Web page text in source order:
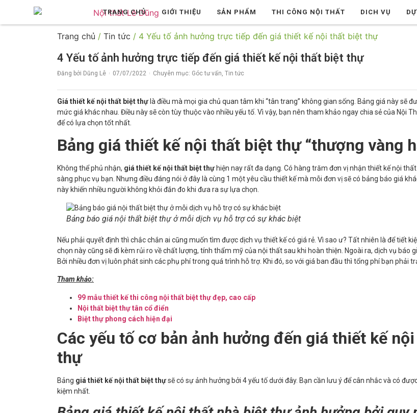
TRANG CHỦ GIỚI THIỆU SẢN PHẨM THI CÔNG NỘI THẤT DICH VỤ
Trang chủ / Tin tức / 4 Yếu tố ảnh hưởng trực tiếp đến giá thiết kế nội thất biệt thự
4 Yếu tố ảnh hưởng trực tiếp đến giá thiết kế nội thất biệt thự
Đăng bởi Dũng Lê 07/07/2022 Chuyên mục: Góc tư vấn, Tin tức
Giá thiết kế nội thất biệt thự là điều mà mọi gia chủ quan tâm khi “tân trang” không gian sống. Bảng giá này sẽ
mức giá khác nhau. Điều này sẽ còn tùy thuộc vào nhiều yếu tố. Vì vậy, bạn nên tham khảo ngay chia sẻ của Nội
để có lựa chọn tốt nhất.
Bảng giá thiết kế nội thất biệt thự “thượng vàng
Không thể phủ nhận, giá thiết kế nội thất biệt thự hiện nay rất đa dạng. Có hàng trăm đơn vị nhận thiết kế nội
sàng phục vụ bạn. Nhưng điều đáng nói ở đây là cùng 1 một yêu cầu thiết kế mà mỗi đơn vị sẽ có bảng báo giá
này khiến nhiều người không khỏi đắn đo khi đưa ra sự lựa chọn.
Bảng báo giá nội thất biệt thự ở mỗi dịch vụ hỗ trợ có sự khác biệt
Nếu phải quyết định thì chắc chắn ai cũng muốn tìm được dịch vụ thiết kế có giá rẻ. Vì sao ư? Tất nhiên là để tiết
chọn này cũng sẽ đi kèm rủi ro về chất lượng, tính thẩm mỹ của nội thất sau khi hoàn thiện. Ngoài ra, dịch vụ báo
Bởi nhiều đơn vị luôn phát sinh các phụ phí trong quá trình hỗ trợ. Khi đó, so với giá ban đầu thì tổng phí bạn phải
Tham khảo:
99 mẫu thiết kế thi công nội thất biệt thự đẹp, cao cấp
Nội thất biệt thự tân cổ điển
Biệt thự phong cách hiện đại
Các yếu tố cơ bản ảnh hưởng đến giá thiết kế
thự
Bảng giá thiết kế nội thất biệt thựsẽ có sự ảnh hưởng bởi 4 yếu tố dưới đây. Bạn cần lưu ý để cân nhắc và có
kiệm nhất.